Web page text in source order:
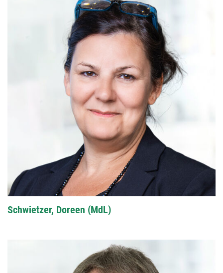
Schwietzer, Doreen (MdL)